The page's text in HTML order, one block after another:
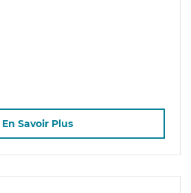
En Savoir Plus